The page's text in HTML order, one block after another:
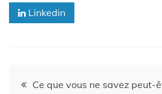
Linkedin
Ce que vous ne savez peut-